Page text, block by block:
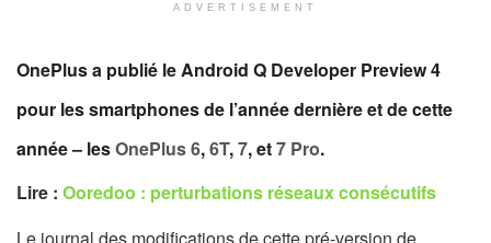
ADVERTISEMENT
OnePlus a publié le Android Q Developer Preview 4
pour les smartphones de l’année dernière et de cette
année – lesOnePlus 6,6T,7, et7 Pro.
Lire : Ooredoo : perturbations réseaux consécutifs